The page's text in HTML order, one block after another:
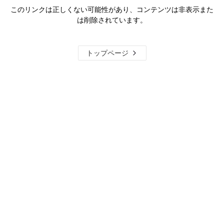
このリンクは正しくない可能性があり、コンテンツは非表示また
は削除されています。
トップページ